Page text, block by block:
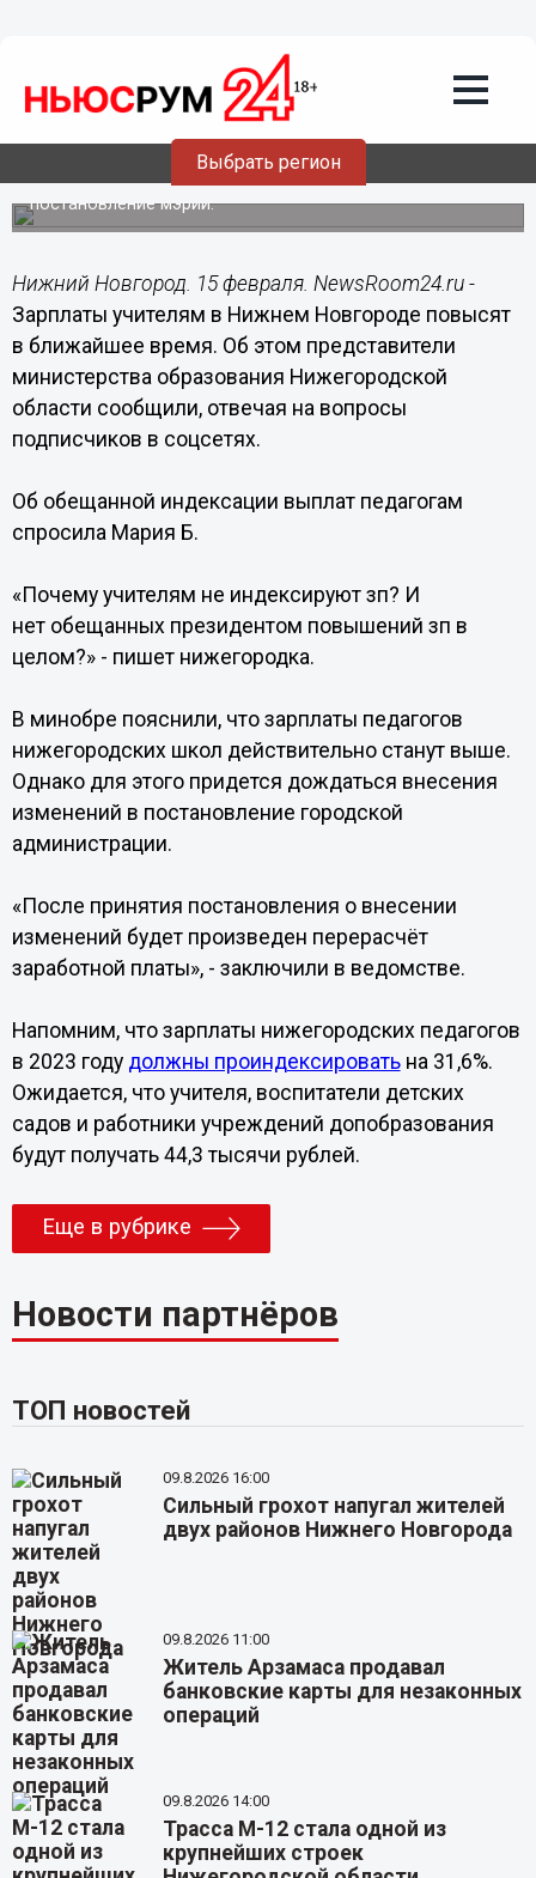
Выбрать регион
Зарплаты нижегородских учителей
увеличатся на 31,6% в ближайшее
время
Это произойдет после внесение изменений в
постановление мэрии.
Нижний Новгород. 15 февраля. NewsRoom24.ru -
Зарплаты учителям в Нижнем Новгороде повысят
в ближайшее время. Об этом представители
министерства образования Нижегородской
области сообщили, отвечая на вопросы
подписчиков в соцсетях.
Об обещанной индексации выплат педагогам
спросила Мария Б.
«Почему учителям не индексируют зп? И
нет обещанных президентом повышений зп в
целом?» - пишет нижегородка.
В минобре пояснили, что зарплаты педагогов
нижегородских школ действительно станут выше.
Однако для этого придется дождаться внесения
изменений в постановление городской
администрации.
«После принятия постановления о внесении
изменений будет произведен перерасчёт
заработной платы», - заключили в ведомстве.
Напомним, что зарплаты нижегородских педагогов
в 2023 году должны проиндексироватьна 31,6%.
Ожидается, что учителя, воспитатели детских
садов и работники учреждений допобразования
будут получать 44,3 тысячи рублей.
Еще в рубрике
Новости партнёров
ТОП новостей
09.8.2026 16:00
Сильный грохот напугал жителей
двух районов Нижнего Новгорода
09.8.2026 11:00
Житель Арзамаса продавал
банковские карты для незаконных
операций
09.8.2026 14:00
Трасса М-12 стала одной из
крупнейших строек